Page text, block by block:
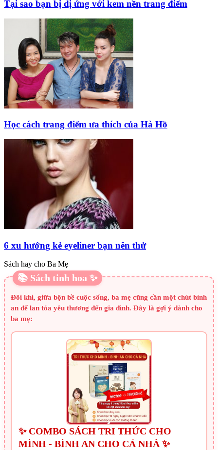
Tại sao bạn bị dị ứng với kem nền trang điểm
Học cách trang điểm ưa thích của Hà Hồ
6 xu hướng kẻ eyeliner bạn nên thử
Sách hay cho Ba Mẹ
📚 Sách tinh hoa ✨
Đôi khi, giữa bộn bề cuộc sống, ba mẹ cũng cần một chút bình
an để lan tỏa yêu thương đến gia đình. Đây là gợi ý dành cho
ba mẹ:
✨ COMBO SÁCH TRI THỨC CHO
MÌNH - BÌNH AN CHO CẢ NHÀ ✨